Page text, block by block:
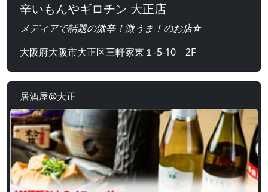
辛いもんやギロチン 大正店
メディアで話題の激辛！激うま！のお店☆
大阪府大阪市大正区三軒家東１-5-10 2F
居酒屋@大正